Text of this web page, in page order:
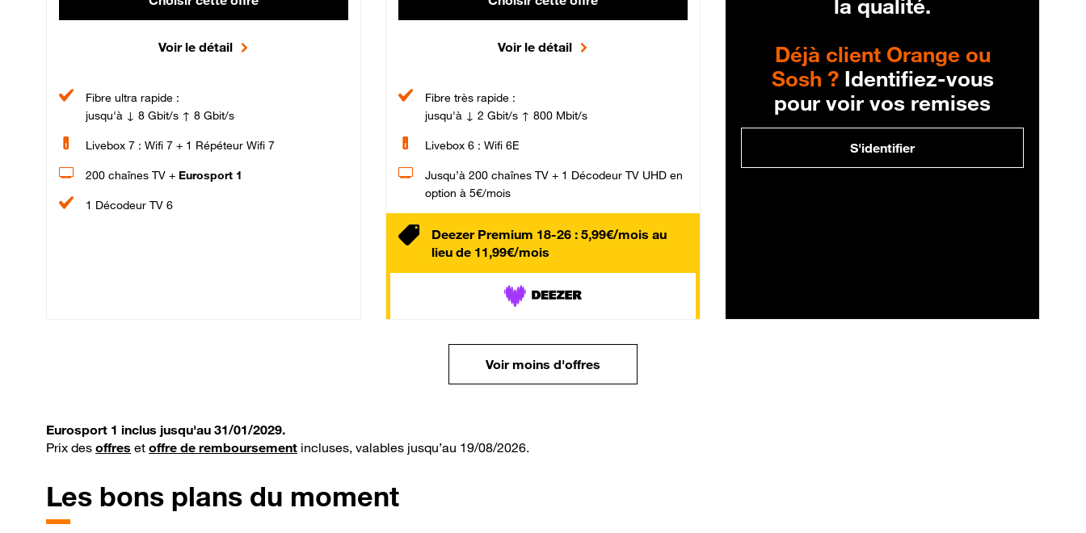
Voir le détail
Fibre ultra rapide :
jusqu'à ↓ 8 Gbit/s ↑ 8 Gbit/s
Livebox 7 : Wifi 7 + 1 Répéteur Wifi 7
200 chaînes TV + Eurosport 1
1 Décodeur TV 6
Voir le détail
Fibre très rapide :
jusqu'à ↓ 2 Gbit/s ↑ 800 Mbit/s
Livebox 6 : Wifi 6E
Jusqu’à 200 chaînes TV + 1 Décodeur TV UHD en
option à 5€/mois
Deezer Premium 18-26 : 5,99€/mois au
lieu de 11,99€/mois
la qualité.
Déjà client Orange ou
Sosh ?Identifiez-vous
pour voir vos remises
S'identifier
Voir moins d'offres
Eurosport 1 inclus jusqu'au 31/01/2029.
Prix des offres et offre de remboursement incluses, valables jusqu’au 19/08/2026.
Les bons plans du moment